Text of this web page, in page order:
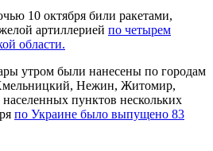
10 октября били ракетами,
артиллерией по четырем
области.
утром были нанесены по городам
Нежин, Житомир,
пунктов нескольких
по Украине было выпущено 83